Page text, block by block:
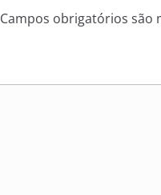
Campos obrigatórios são